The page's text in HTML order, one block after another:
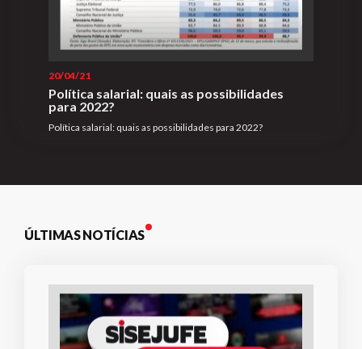
20/04/21
Política salarial: quais as possibilidades
para 2022?
Política salarial: quais as possibilidades para 2022?
ÚLTIMAS NOTÍCIAS